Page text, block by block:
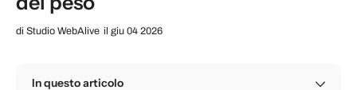
di Studio WebAlive il giu 04 2026
In questo articolo